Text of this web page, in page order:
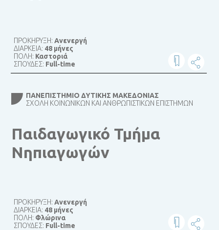
ΠΡΟΚΗΡΥΞΗ:Ανενεργή
ΔΙΑΡΚΕΙΑ: 48 μήνες
ΠΟΛΗ: Καστοριά
ΣΠΟΥΔΕΣ: Full-time
ΠΑΝΕΠΙΣΤΉΜΙΟ ΔΥΤΙΚΉΣ ΜΑΚΕΔΟΝΊΑΣ
ΣΧΟΛΉ ΚΟΙΝΩΝΙΚΏΝ ΚΑΙ ΑΝΘΡΩΠΙΣΤΙΚΏΝ ΕΠΙΣΤΗΜΏΝ
Παιδαγωγικό Τμήμα
Νηπιαγωγών
ΠΡΟΚΗΡΥΞΗ:Ανενεργή
ΔΙΑΡΚΕΙΑ: 48 μήνες
ΠΟΛΗ: Φλώρινα
ΣΠΟΥΔΕΣ: Full-time